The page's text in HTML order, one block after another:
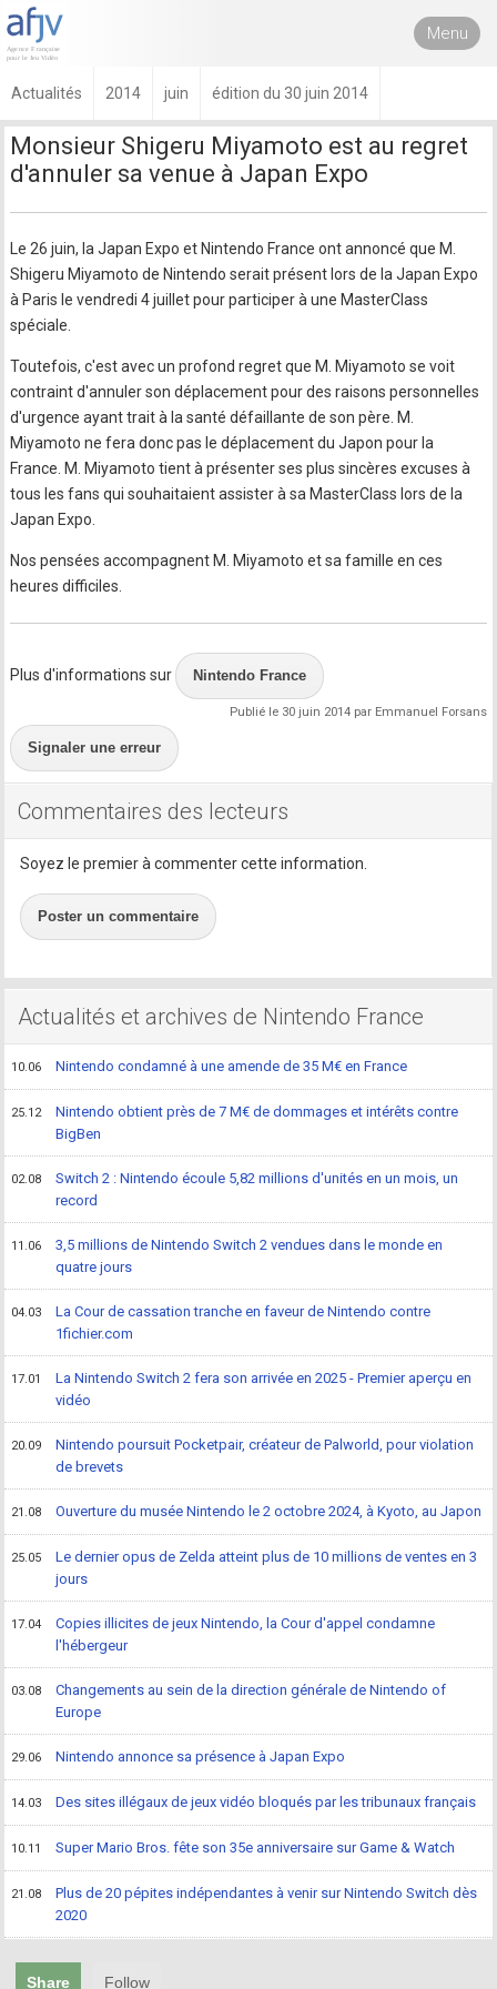
Menu
Actualités 2014 juin édition du 30 juin 2014
Monsieur Shigeru Miyamoto est au regret
d'annuler sa venue à Japan Expo
Le 26 juin, la Japan Expo et Nintendo France ont annoncé que M.
Shigeru Miyamoto de Nintendo serait présent lors de la Japan Expo
à Paris le vendredi 4 juillet pour participer à une MasterClass
spéciale.
Toutefois, c'est avec un profond regret que M. Miyamoto se voit
contraint d'annuler son déplacement pour des raisons personnelles
d'urgence ayant trait à la santé défaillante de son père. M.
Miyamoto ne fera donc pas le déplacement du Japon pour la
France. M. Miyamoto tient à présenter ses plus sincères excuses à
tous les fans qui souhaitaient assister à sa MasterClass lors de la
Japan Expo.
Nos pensées accompagnent M. Miyamoto et sa famille en ces
heures difficiles.
Plus d'informations sur Nintendo France
Publié le 30 juin 2014 par Emmanuel Forsans
Signaler une erreur
Commentaires des lecteurs
Soyez le premier à commenter cette information.
Poster un commentaire
Actualités et archives de Nintendo France
10.06 Nintendo condamné à une amende de 35 M€ en France
25.12
Nintendo obtient près de 7 M€ de dommages et intérêts contre
BigBen
02.08
Switch 2 : Nintendo écoule 5,82 millions d'unités en un mois, un
record
11.06
3,5 millions de Nintendo Switch 2 vendues dans le monde en
quatre jours
04.03
La Cour de cassation tranche en faveur de Nintendo contre
1fichier.com
17.01
La Nintendo Switch 2 fera son arrivée en 2025 - Premier aperçu en
vidéo
20.09
Nintendo poursuit Pocketpair, créateur de Palworld, pour violation
de brevets
21.08 Ouverture du musée Nintendo le 2 octobre 2024, à Kyoto, au Japon
25.05
Le dernier opus de Zelda atteint plus de 10 millions de ventes en 3
jours
17.04
Copies illicites de jeux Nintendo, la Cour d'appel condamne
l'hébergeur
03.08
Changements au sein de la direction générale de Nintendo of
Europe
29.06 Nintendo annonce sa présence à Japan Expo
14.03 Des sites illégaux de jeux vidéo bloqués par les tribunaux français
10.11 Super Mario Bros. fête son 35e anniversaire sur Game & Watch
21.08
Plus de 20 pépites indépendantes à venir sur Nintendo Switch dès
2020
Share Follow